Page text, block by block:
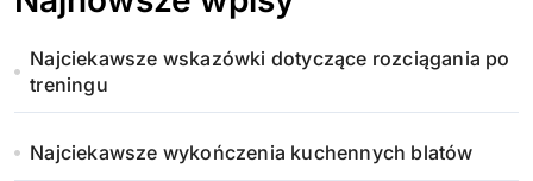
Najciekawsze wskazówki dotyczące rozciągania po
treningu
Najciekawsze wykończenia kuchennych blatów